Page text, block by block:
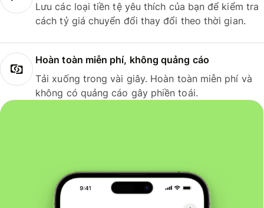
Lưu các loại tiền tệ yêu thích của bạn để kiểm tra
cách tỷ giá chuyển đổi thay đổi theo thời gian.
Hoàn toàn miễn phí, không quảng cáo
Tải xuống trong vài giây. Hoàn toàn miễn phí và
không có quảng cáo gây phiền toái.